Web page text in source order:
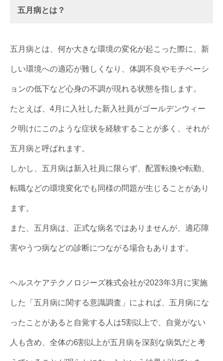
五月病とは？
五月病とは、何か大きな環境の変化が起こった際に、新
しい環境への適応が難しくなり、体調不良やモチベーシ
ョンの低下など心身の不調が現れる状態を指します。
たとえば、4月に入社した新入社員がゴールデンウィー
ク明けにこのような症状を経験することが多く、それが
五月病と呼ばれます。
しかし、五月病は新入社員に限らず、配置転換や転勤、
転職などの環境変化でも同様の問題が生じることがあり
ます。
また、五月病は、正式な病名ではありませんが、適応障
害やうつ病などの診断につながる場合もあります。
ヘルスケアテクノロジーズ株式会社が2023年3月に実施
した「五月病に関する意識調査」によれば、五月病にな
ったことがあると自覚する人は5割以上で、自覚がない
人も含め、全体の6割以上が五月病を深刻な病気だと考